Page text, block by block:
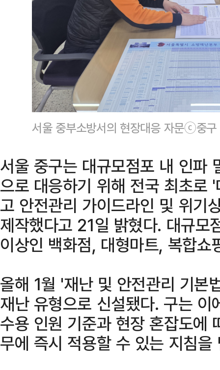
서울 중부소방서의 현장대응 자문ⓒ중구
서울 중구는 대규모점포 내 인파
으로 대응하기 위해 전국 최초로
고 안전관리 가이드라인 및 위기
제작했다고 21일 밝혔다. 대규
이상인 백화점, 대형마트, 복합쇼
올해 1월 '재난 및 안전관리 기본
재난 유형으로 신설됐다. 구는
수용 인원 기준과 현장 혼잡도에
무에 즉시 적용할 수 있는 지침을